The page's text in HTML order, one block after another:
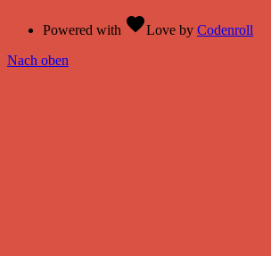
Powered with favoriteLove by Codenroll
Nach oben